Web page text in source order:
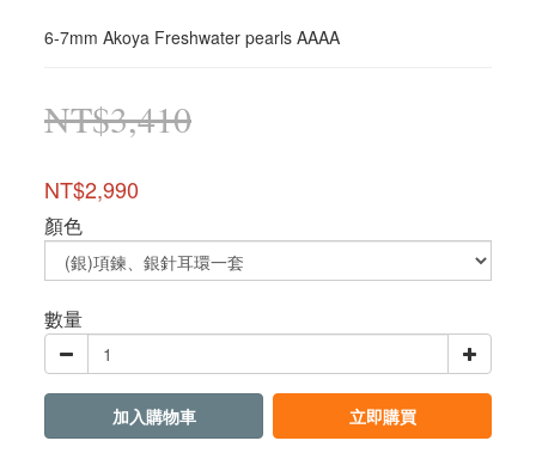
6-7mm Akoya Freshwater pearls AAAA
NT$3,410
NT$2,990
顏色
數量
加入購物車 立即購買